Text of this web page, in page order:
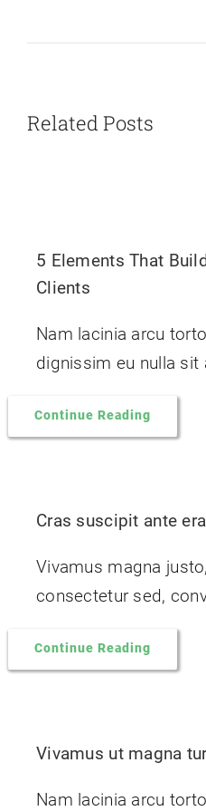
Related Posts
5 Elements That
Clients
Nam lacinia arcu
dignissim eu nulla sit
Continue Reading
Cras suscipit ante
Vivamus magna
consectetur sed,
Continue Reading
Vivamus ut magna
Nam lacinia arcu